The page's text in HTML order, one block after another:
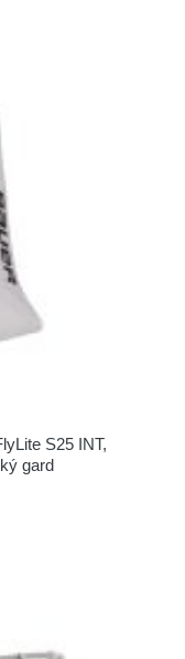
S25 INT,
gard